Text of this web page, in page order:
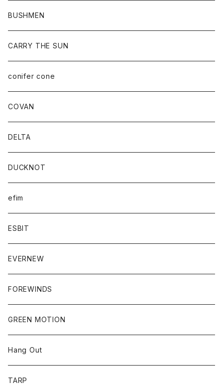
BUSHMEN
CARRY THE SUN
conifer cone
COVAN
DELTA
DUCKNOT
efim
ESBIT
EVERNEW
FOREWINDS
GREEN MOTION
Hang Out
TARP